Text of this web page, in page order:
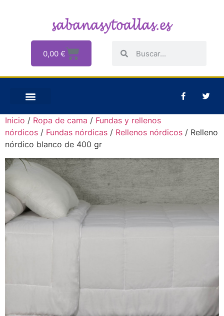
0,00 €
Inicio / Ropa de cama / Fundas y rellenos
nórdicos / Fundas nórdicas / Rellenos nórdicos / Relleno
nórdico blanco de 400 gr